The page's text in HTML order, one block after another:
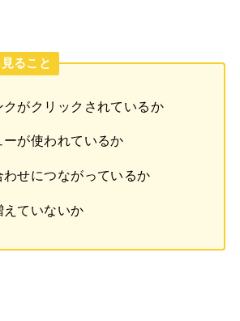
ること
クがクリックされているか
ーが使われているか
わせにつながっているか
えていないか